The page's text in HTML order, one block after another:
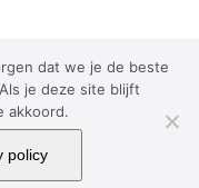
voorbehouden |
dat we je de beste
je deze site blijft
akkoord.
policy